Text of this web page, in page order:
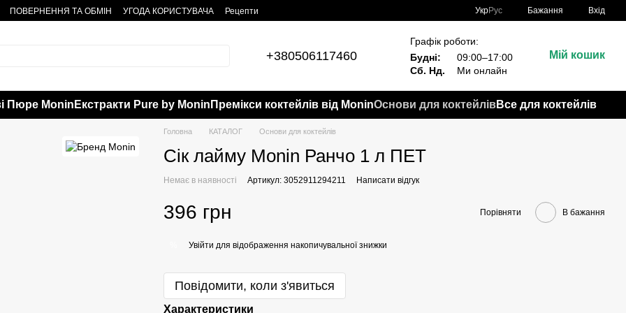
ПОВЕРНЕННЯ ТА ОБМІН УГОДА КОРИСТУВАЧА Рецепти УкрРус Бажання Вхід
+380506117460
Графік роботи:
Будні:
09:00–17:00
Сб. Нд.
Ми онлайн
Мій кошик
Пюре Monin Екстракти Pure by Monin Премікси коктейлів від MoninОснови для коктейлівВсе для коктейлів
Головна КАТАЛОГ Основи для коктейлів
Сік лайму Monin Ранчо 1 л ПЕТ
Немає в наявності Артикул: 3052911294211 Написати відгук
396 грн Порівняти В бажання
Увійти для відображення накопичувальної знижки
Повідомити, коли з'явиться
Характеристики